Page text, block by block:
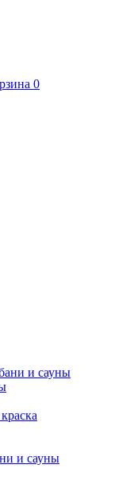
0
и сауны
и сауны